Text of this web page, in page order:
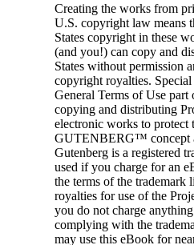
Creating the works from
U.S. copyright law means
States copyright in these
(and you!) can copy and
States without permission
copyright royalties.
General Terms of Use
copying and distributing
electronic works to protect
GUTENBERG™ concept
Gutenberg is a registered
used if you charge for an
the terms of the trademark
royalties for use of the
you do not charge
complying with the
may use this eBook for